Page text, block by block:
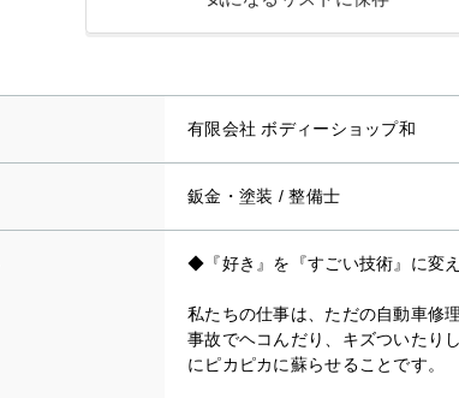
有限会社 ボディーショップ和
鈑金・塗装 /整備士
◆『好き』を『すごい技術』に変
私たちの仕事は、ただの自動車修
事故でヘコんだり、キズついたり
にピカピカに蘇らせることです。